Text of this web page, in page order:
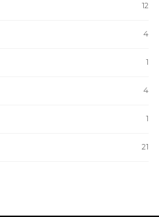
12
4
1
4
1
21